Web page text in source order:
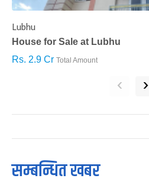
Lubhu
House for Sale at Lubhu
Rs. 2.9 Cr Total Amount
‹ ›
सम्बन्धित खबर